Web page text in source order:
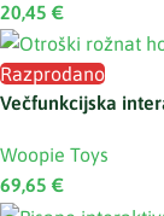
20,45 €
Razprodano
Večfunkcijska
Woopie Toys
69,65 €